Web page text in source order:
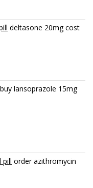
deltasone 20mg cost
buy lansoprazole 15mg
pill order azithromycin